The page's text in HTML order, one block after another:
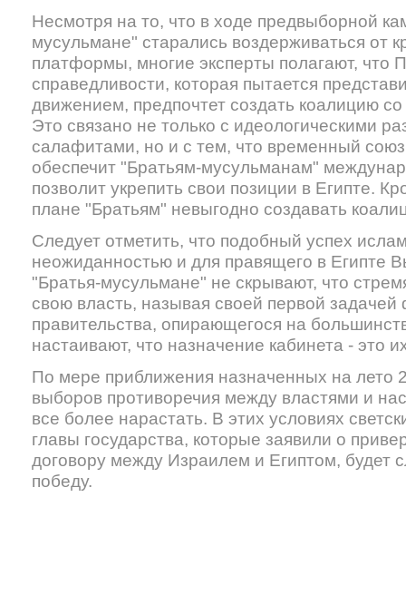
Несмотря на то, что в ходе предвыборной
мусульмане" старались воздерживаться от
платформы, многие эксперты полагают, что
справедливости, которая пытается
движением, предпочтет создать коалицию
Это связано не только с идеологическими
салафитами, но и с тем, что временный
обеспечит "Братьям-мусульманам"
позволит укрепить свои позиции в Египте.
плане "Братьям" невыгодно создавать
Следует отметить, что подобный успех
неожиданностью и для правящего в Египте
"Братья-мусульмане" не скрывают, что
свою власть, называя своей первой
правительства, опирающегося на
настаивают, что назначение кабинета - это
По мере приближения назначенных на лето
выборов противоречия между властями и
все более нарастать. В этих условиях
главы государства, которые заявили о
договору между Израилем и Египтом, будет
победу.